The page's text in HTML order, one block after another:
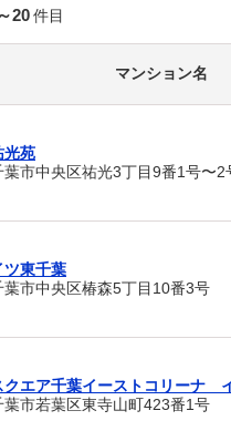
20件目
マンション名
光苑
葉市中央区祐光3丁目9番1号〜2
ツ東千葉
葉市中央区椿森5丁目10番3号
クエア千葉イーストコリーナ
葉市若葉区東寺山町423番1号